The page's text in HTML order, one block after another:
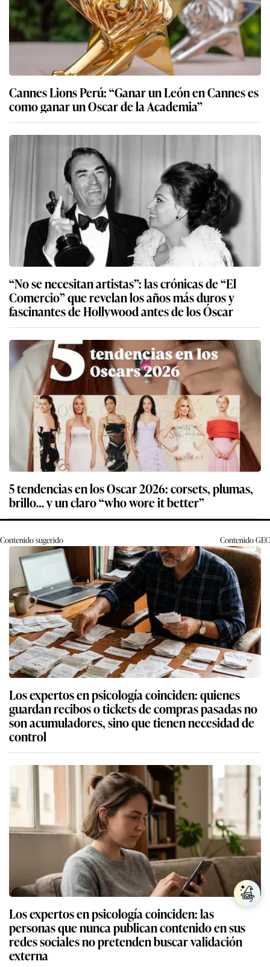
Cannes Lions Perú: “Ganar un León en Cannes es
como ganar un Oscar de la Academia”
“No se necesitan artistas”: las crónicas de “El
Comercio” que revelan los años más duros y
fascinantes de Hollywood antes de los Óscar
5 tendencias en los Oscar 2026: corsets, plumas,
brillo… y un claro “who wore it better”
Contenido sugerido ContenidoGEC
Los expertos en psicología coinciden: quienes
guardan recibos o tickets de compras pasadas no
son acumuladores, sino que tienen necesidad de
control
Los expertos en psicología coinciden: las
personas que nunca publican contenido en sus
redes sociales no pretenden buscar validación
externa